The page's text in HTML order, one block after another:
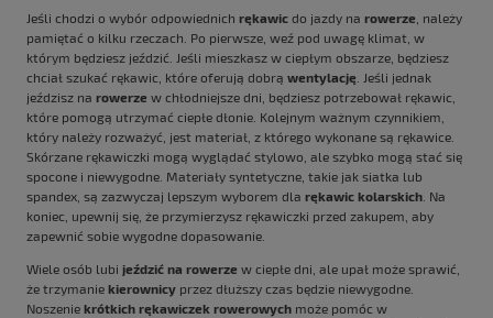
Jeśli chodzi o wybór odpowiednich rękawic do jazdy na rowerze , należy
pamiętać o kilku rzeczach. Po pierwsze, weź pod uwagę klimat, w
którym będziesz jeździć. Jeśli mieszkasz w ciepłym obszarze, będziesz
chciał szukać rękawic, które oferują dobrą wentylację . Jeśli jednak
jeździsz na rowerze w chłodniejsze dni, będziesz potrzebował rękawic,
które pomogą utrzymać ciepłe dłonie. Kolejnym ważnym czynnikiem,
który należy rozważyć, jest materiał, z którego wykonane są rękawice.
Skórzane rękawiczki mogą wyglądać stylowo, ale szybko mogą stać się
spocone i niewygodne. Materiały syntetyczne, takie jak siatka lub
spandex, są zazwyczaj lepszym wyborem dla rękawic kolarskich . Na
koniec, upewnij się, że przymierzysz rękawiczki przed zakupem, aby
zapewnić sobie wygodne dopasowanie.
Wiele osób lubi jeździć na rowerze w ciepłe dni, ale upał może sprawić,
że trzymanie kierownicy przez dłuższy czas będzie niewygodne.
Noszenie krótkich rękawiczek rowerowych może pomóc w